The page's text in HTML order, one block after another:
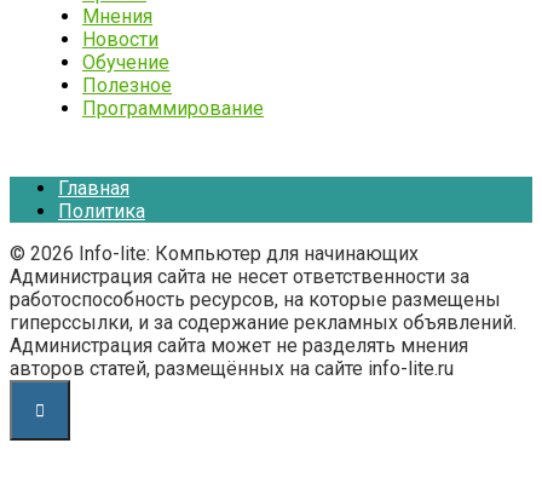
Мнения
Новости
Обучение
Полезное
Программирование
Главная
Политика
© 2026 Info-lite: Компьютер для начинающих
Администрация сайта не несет ответственности за
работоспособность ресурсов, на которые размещены
гиперссылки, и за содержание рекламных объявлений.
Администрация сайта может не разделять мнения
авторов статей, размещённых на сайте info-lite.ru